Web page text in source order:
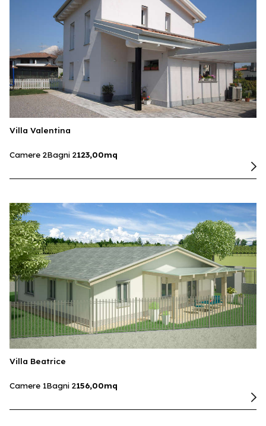
Villa Valentina
Camere 2Bagni 2123,00mq
Villa Beatrice
Camere 1Bagni 2156,00mq